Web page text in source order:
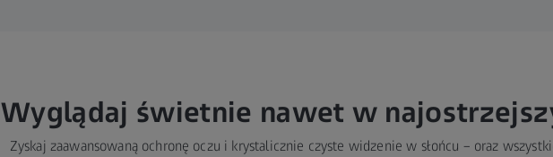
Wyglądaj świetnie nawet w
Zyskaj zaawansowaną ochronę oczu i krystalicznie czyste widzenie w słońcu – oraz